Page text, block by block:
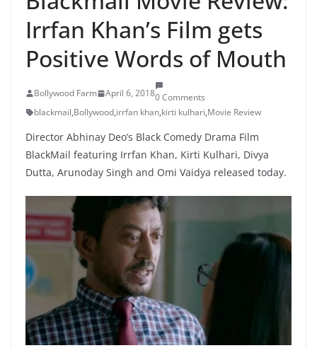
Irrfan Khan’s Film gets
Positive Words of Mouth
Bollywood Farm April 6, 20180 Comments
blackmail,Bollywood,irrfan khan,kirti kulhari,Movie Review
Director Abhinay Deo’s Black Comedy Drama Film
BlackMail featuring Irrfan Khan, Kirti Kulhari, Divya
Dutta, Arunoday Singh and Omi Vaidya released today.